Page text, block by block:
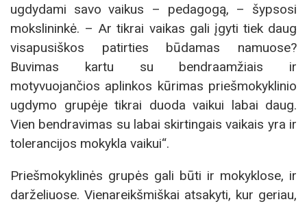
ugdydami savo vaikus – pedagogą, – šypsosi
mokslininkė. – Ar tikrai vaikas gali įgyti tiek daug
visapusiškos patirties būdamas namuose?
Buvimas kartu su bendraamžiais ir
motyvuojančios aplinkos kūrimas priešmokyklinio
ugdymo grupėje tikrai duoda vaikui labai daug.
Vien bendravimas su labai skirtingais vaikais yra ir
tolerancijos mokykla vaikui“.
Priešmokyklinės grupės gali būti ir mokyklose, ir
darželiuose. Vienareikšmiškai atsakyti, kur geriau,